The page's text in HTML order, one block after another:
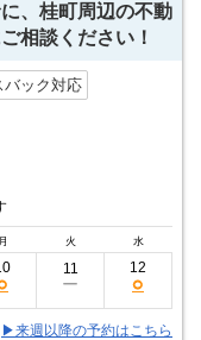
、桂町周辺の不動
相談ください！
バック対応
月 火 水
11
ー
12
○
▶来週以降の予約はこちら